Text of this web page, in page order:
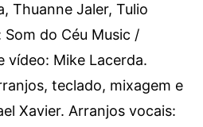
Thuanne Jaler, Tulio
Som do Céu Music /
vídeo: Mike Lacerda.
teclado, mixagem e
Xavier. Arranjos vocais: